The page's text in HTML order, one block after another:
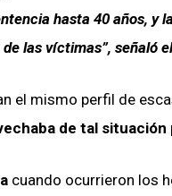
hasta 40 años, y
las víctimas”, señaló
el mismo perfil de
de tal
cuando ocurrieron los